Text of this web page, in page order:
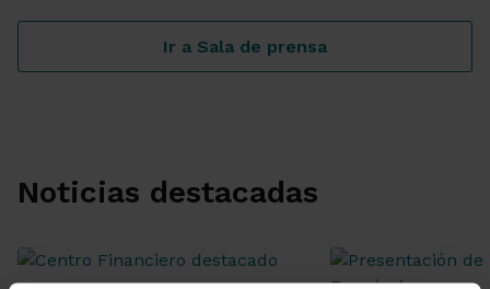
Ir a Sala de prensa
Noticias destacadas